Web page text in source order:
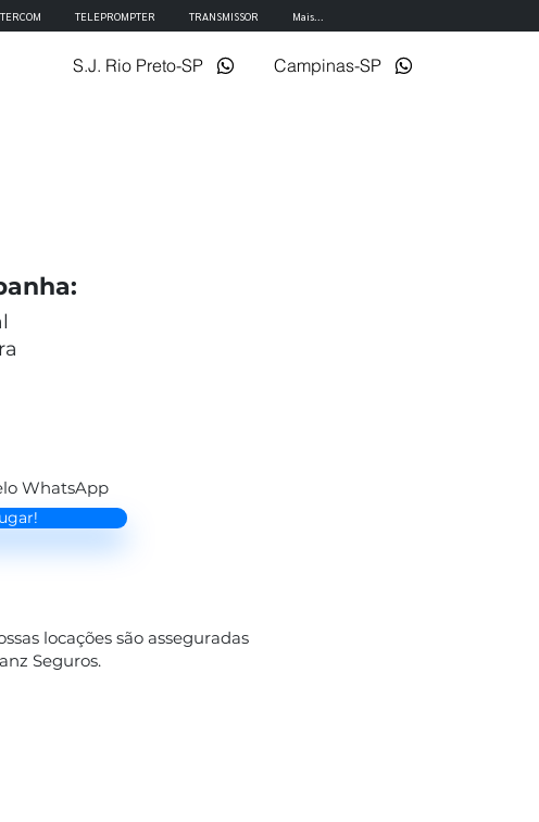
TELEPROMPTER TRANSMISSOR Mais...
S.J. Rio Preto-SP Campinas-SP
WhatsApp
locações são asseguradas
Seguros.